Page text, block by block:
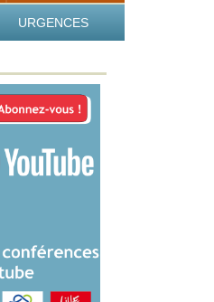
URGENCES